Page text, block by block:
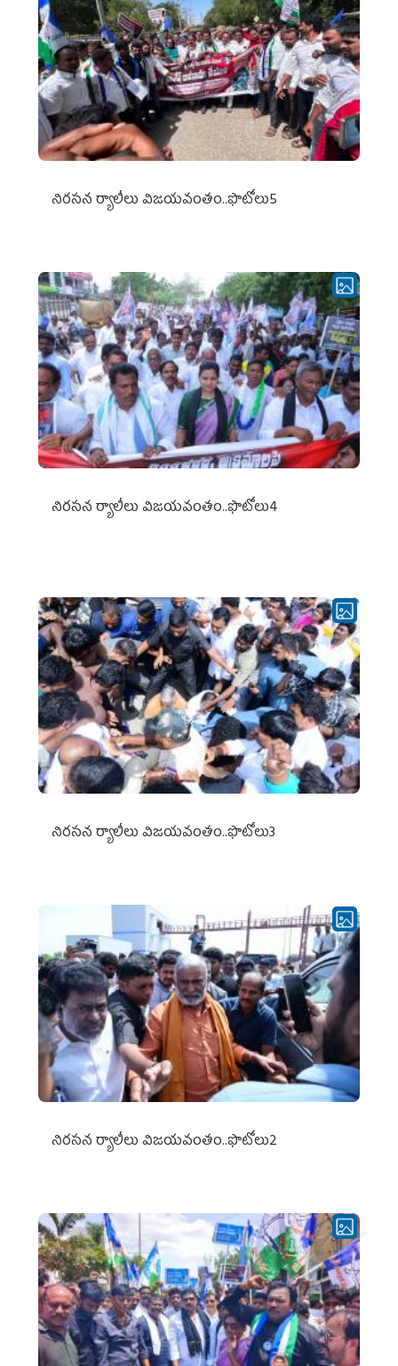
నిర‌స‌న ర్యాలీలు విజ‌య‌వంతం..ఫొటోలు5
నిర‌స‌న ర్యాలీలు విజ‌య‌వంతం..ఫొటోలు4
నిర‌స‌న ర్యాలీలు విజ‌య‌వంతం..ఫొటోలు3
నిర‌స‌న ర్యాలీలు విజ‌య‌వంతం..ఫొటోలు2